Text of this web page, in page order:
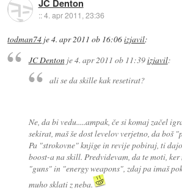
JC Denton
::4. apr 2011, 23:36
todman74 je4. apr 2011 ob 16:06izjavil:
JC Dentonje4. apr 2011 ob 11:39izjavil:
ali se da skille kak resetirat?
Ne, da bi vedu.....ampak, če si komaj začel
sekirat, maš še dost levelov verjetno, da boš
Pa "strokovne" knjige in revije pobiraj, ti
boost-a na skill. Predvidevam, da te moti,
"guns" in "energy weapons", zdaj pa imaš
muho sklati z neba.